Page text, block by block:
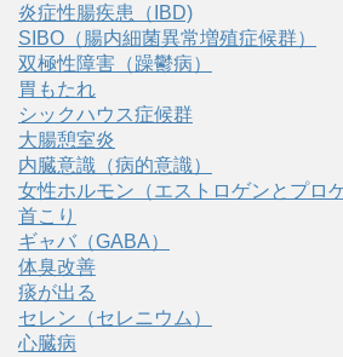
炎症性腸疾患（IBD)
SIBO（腸内細菌異常増殖症候群）
双極性障害（躁鬱病）
胃もたれ
シックハウス症候群
大腸憩室炎
内臓意識（病的意識）
女性ホルモン（エストロゲンとプロ
首こり
ギャバ（GABA）
体臭改善
痰が出る
セレン（セレニウム）
心臓病